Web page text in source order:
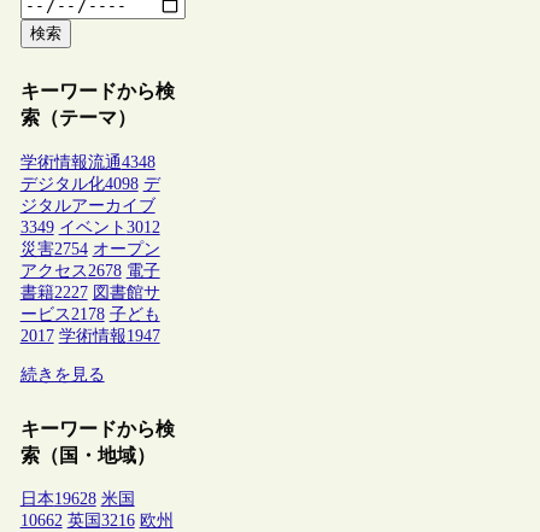
検索
キーワードから検
索（テーマ）
学術情報流通4348
デジタル化4098 デ
ジタルアーカイブ
3349 イベント 3012
災害2754 オープン
アクセス 2678 電子
書籍2227 図書館サ
ービス 2178 子ども
2017 学術情報1947
続きを見る
キーワードから検
索（国・地域）
日本19628 米国
10662 英国 3216 欧州